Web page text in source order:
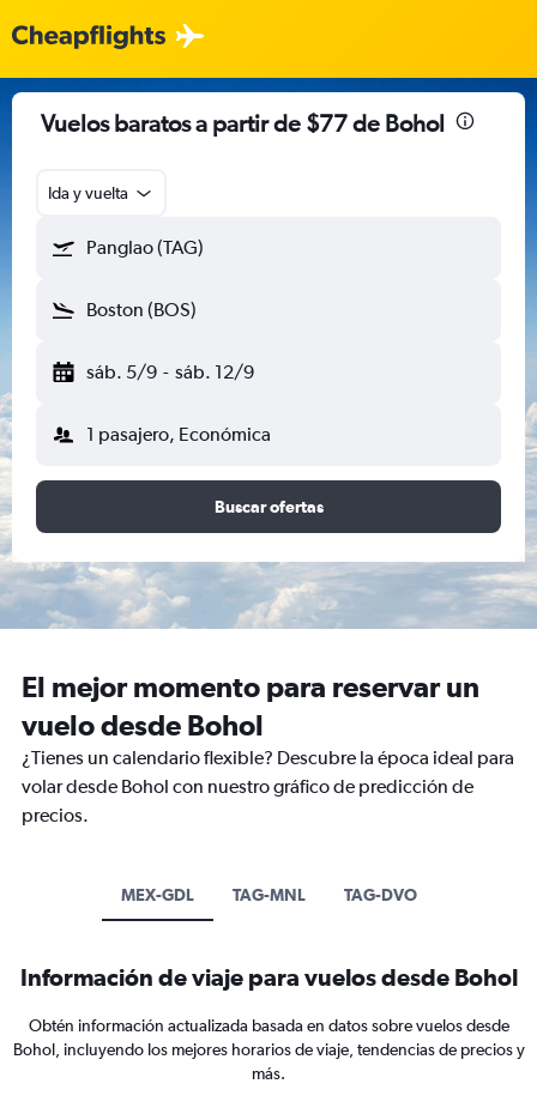
Vuelos baratos a partir de $77 de Bohol
Ida y vuelta
Panglao (TAG)
Boston (BOS)
sáb. 5/9 - sáb. 12/9
1 pasajero, Económica
Buscar ofertas
El mejor momento para reservar un
vuelo desde Bohol
¿Tienes un calendario flexible? Descubre la época ideal para
volar desde Bohol con nuestro gráfico de predicción de
precios.
MEX-GDL TAG-MNL TAG-DVO
Información de viaje para vuelos desde Bohol
Obtén información actualizada basada en datos sobre vuelos desde
Bohol, incluyendo los mejores horarios de viaje, tendencias de precios y
más.